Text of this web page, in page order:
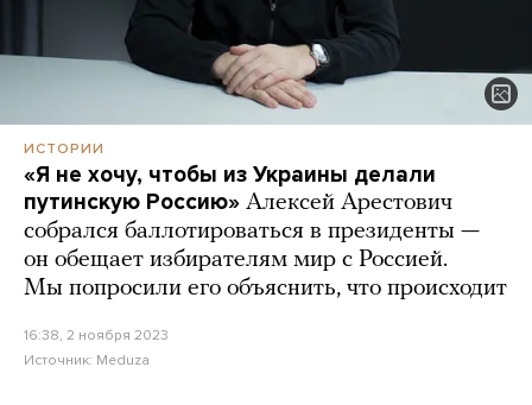
ИСТОРИИ
«Я не хочу, чтобы из Украины делали
путинскую Россию» Алексей Арестович
собрался баллотироваться в президенты —
он обещает избирателям мир с Россией.
Мы попросили его объяснить, что происходит
16:38, 2 ноября 2023
Источник: Meduza